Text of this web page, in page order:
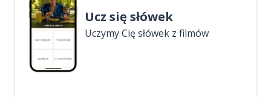
Ucz się słówek
Uczymy Cię słówek z filmów